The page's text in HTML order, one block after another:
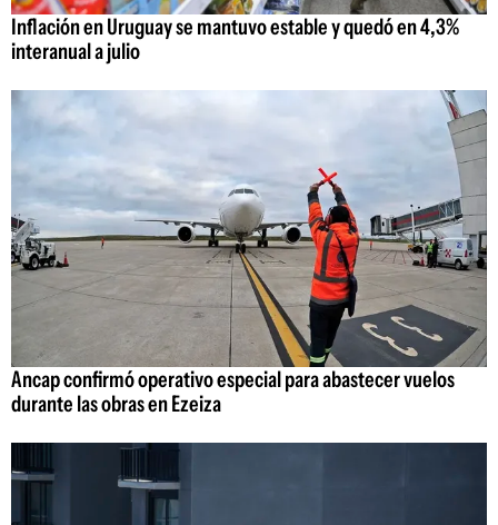
Inflación en Uruguay se mantuvo estable y quedó en 4,3%
interanual a julio
Ancap confirmó operativo especial para abastecer vuelos
durante las obras en Ezeiza